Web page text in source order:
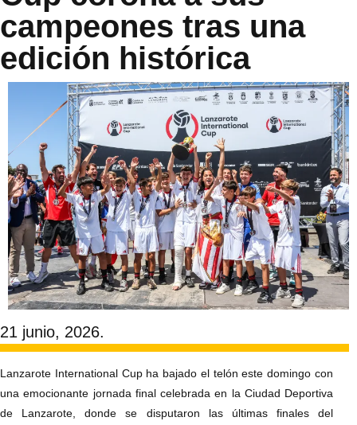
campeones tras una
edición histórica
21 junio, 2026.
Lanzarote International Cup ha bajado el telón este domingo con
una emocionante jornada final celebrada en la Ciudad Deportiva
de Lanzarote, donde se disputaron las últimas finales del